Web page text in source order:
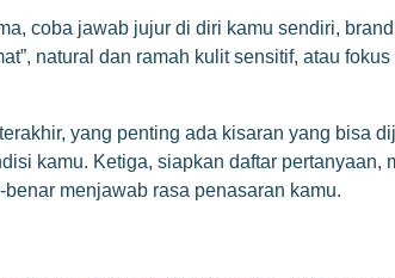
coba jawab jujur di diri kamu sendiri,
natural dan ramah kulit sensitif, atau
yang penting ada kisaran yang bisa
kamu. Ketiga, siapkan daftar pertanyaan,
menjawab rasa penasaran kamu.